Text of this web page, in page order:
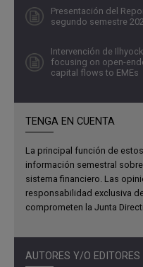
Presentación del
segundo semestre
Intervención de
focusing on open-
capital flows to EMEs
TENGA EN CUENTA
La principal función de
información semestral
sistema financiero. Las
responsabilidad exclusiva
comprometen la Junta
AUTORES Y/O EDITORES
Para efectos del
financiera se entiende
sistema financiero
infraestructuras) cumple
economía canalizando
Evalúa, identifica y
de una manera
Está en capacidad de
manera autónoma la
pueda surgir como
constituye un